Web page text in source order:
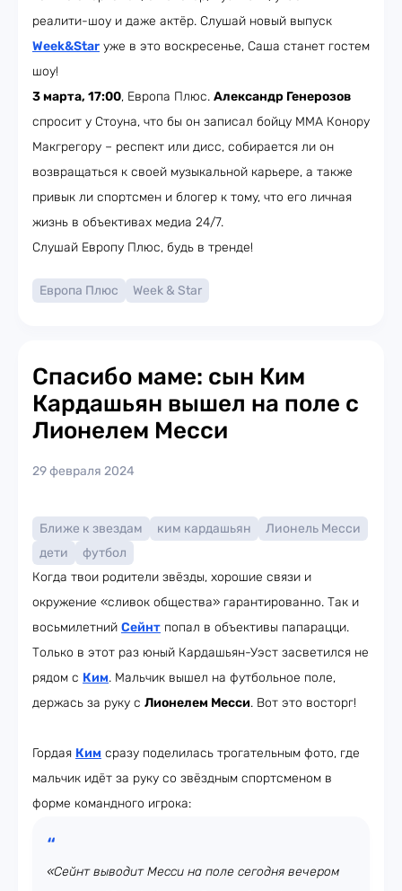
реалити-шоу и даже актёр. Слушай новый выпуск
Week&Star уже в это воскресенье, Саша станет гостем
шоу!
3 марта, 17:00, Европа Плюс. Александр Генерозов
спросит у Стоуна, что бы он записал бойцу ММА Конору
Макгрегору – респект или дисс, собирается ли он
возвращаться к своей музыкальной карьере, а также
привык ли спортсмен и блогер к тому, что его личная
жизнь в объективах медиа 24/7.
Слушай Европу Плюс, будь в тренде!
Европа Плюс Week & Star
Спасибо маме: сын Ким
Кардашьян вышел на поле с
Лионелем Месси
29 февраля 2024
Ближе к звездам ким кардашьян
Лионель Месси
дети
футбол
Когда твои родители звёзды, хорошие связи и
окружение «сливок общества» гарантированно. Так и
восьмилетний Сейнт попал в объективы папарацци.
Только в этот раз юный Кардашьян-Уэст засветился не
рядом с Ким. Мальчик вышел на футбольное поле,
держась за руку с Лионелем Месси. Вот это восторг!
Гордая Ким сразу поделилась трогательным фото, где
мальчик идёт за руку со звёздным спортсменом в
форме командного игрока:
«Сейнт выводит Месси на поле сегодня вечером